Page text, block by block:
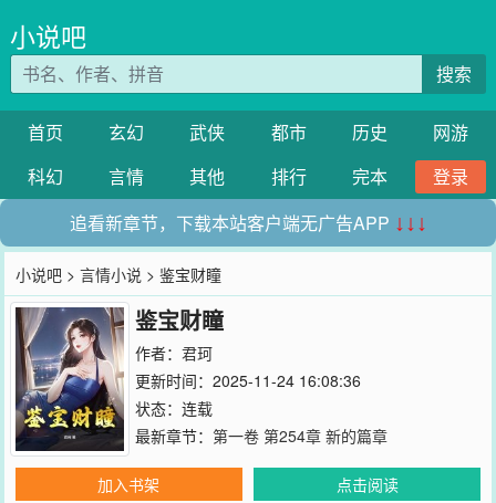
小说吧
搜索
首页 玄幻 武侠 都市 历史
网游
科幻
言情 其他 排行 完本
登录
追看新章节，下载本站客户端无广告APP ↓↓↓
小说吧 >言情小说 > 鉴宝财瞳
鉴宝财瞳
作者： 君珂
更新时间：2025-11-24 16:08:36
状态：连载
最新章节： 第一卷 第254章 新的篇章
加入书架
点击阅读